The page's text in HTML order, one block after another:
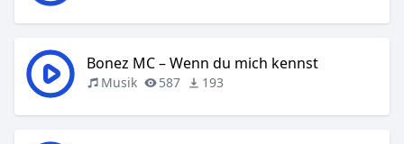
Bonez MC – Wenn du mich kennst
Musik 587 193